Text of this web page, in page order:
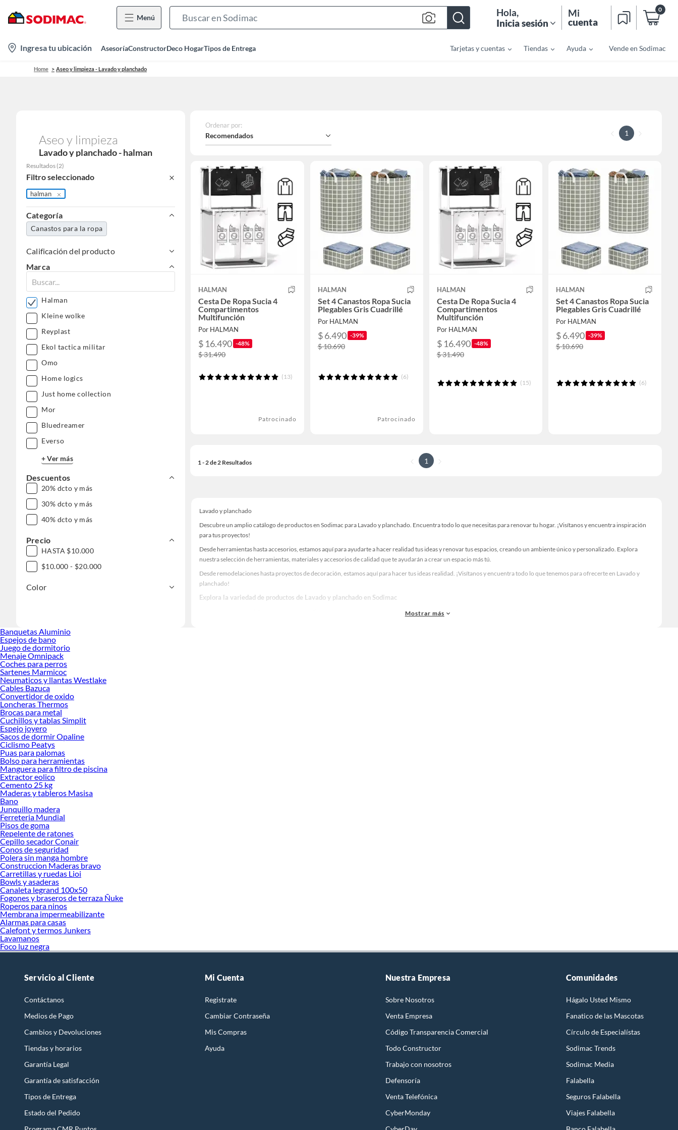
Menú
Bar
Hola,
Inicia sesión
Mi
cuenta
0
location-
icon
Ingresa tu ubicación AsesoríaConstructorDeco HogarTipos de Entrega Tarjetas y cuentas Tiendas Ayuda Vende en Sodimac
Home Aseo y limpieza - Lavado y planchado
Aseo y limpieza
Lavado y planchado - halman
Resultados (2)
Filtro seleccionado
halman
Categoría
Canastos para la ropa
Calificación del producto
Marca
Halman
Kleine wolke
Reyplast
Ekol tactica militar
Omo
Home logics
Just home collection
Mor
Bluedreamer
Everso
+ Ver más
Descuentos
20% dcto y más
30% dcto y más
40% dcto y más
Precio
HASTA $10.000
$10.000 - $20.000
Color
Ordenar por:
Recomendados 1
HALMAN
Cesta De Ropa Sucia 4
Compartimentos
Multifunción
Por HALMAN
$ 16.490 -48%
$ 31.490
(13)
Patrocinado
HALMAN
Set 4 Canastos Ropa Sucia
Plegables Gris Cuadrillé
Por HALMAN
$ 6.490 -39%
$ 10.690
(6)
Patrocinado
HALMAN
Cesta De Ropa Sucia 4
Compartimentos
Multifunción
Por HALMAN
$ 16.490 -48%
$ 31.490
(15)
HALMAN
Set 4 Canastos Ropa Sucia
Plegables Gris Cuadrillé
Por HALMAN
$ 6.490 -39%
$ 10.690
(6)
1 - 2 de 2 Resultados 1
Lavado y planchado
Descubre un amplio catálogo de productos en Sodimac para Lavado y planchado. Encuentra todo lo que necesitas para renovar tu hogar. ¡Visítanos y encuentra inspiración
para tus proyectos!
Desde herramientas hasta accesorios, estamos aquí para ayudarte a hacer realidad tus ideas y renovar tus espacios, creando un ambiente único y personalizado. Explora
nuestra selección de herramientas, materiales y accesorios de calidad que te ayudarán a crear un espacio más tú.
Desde remodelaciones hasta proyectos de decoración, estamos aquí para hacer tus ideas realidad. ¡Visítanos y encuentra todo lo que tenemos para ofrecerte en Lavado y
planchado!
Explora la variedad de productos de Lavado y planchado en Sodimac
Herramientas, materiales y accesorios de calidad para tus proyectos y renovación de espacios. ¡Visítanos y descubre todo lo que tenemos para ofrecerte!
Mostrar más
Banquetas Aluminio
Espejos de bano
Juego de dormitorio
Menaje Omnipack
Coches para perros
Sartenes Marmicoc
Neumaticos y llantas Westlake
Cables Bazuca
Convertidor de oxido
Loncheras Thermos
Brocas para metal
Cuchillos y tablas Simplit
Espejo joyero
Sacos de dormir Opaline
Ciclismo Peatys
Puas para palomas
Bolso para herramientas
Manguera para filtro de piscina
Extractor eolico
Cemento 25 kg
Maderas y tableros Masisa
Bano
Junquillo madera
Ferreteria Mundial
Pisos de goma
Repelente de ratones
Cepillo secador Conair
Conos de seguridad
Polera sin manga hombre
Construccion Maderas bravo
Carretillas y ruedas Lioi
Bowls y asaderas
Canaleta legrand 100x50
Fogones y braseros de terraza Ñuke
Roperos para ninos
Membrana impermeabilizante
Alarmas para casas
Calefont y termos Junkers
Lavamanos
Foco luz negra
Servicio al Cliente
Contáctanos
Medios de Pago
Cambios y Devoluciones
Tiendas y horarios
Garantía Legal
Garantía de satisfacción
Tipos de Entrega
Estado del Pedido
Mi Cuenta
Registrate
Cambiar Contraseña
Mis Compras
Ayuda
Nuestra Empresa
Sobre Nosotros
Venta Empresa
Código Transparencia Comercial
Todo Constructor
Trabajo con nosotros
Defensoría
Venta Telefónica
CyberMonday
Comunidades
Hágalo Usted Mismo
Fanatico de las Mascotas
Círculo de Especialístas
Sodimac Trends
Sodimac Media
Falabella
Seguros Falabella
Viajes Falabella